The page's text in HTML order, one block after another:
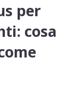
per
cosa